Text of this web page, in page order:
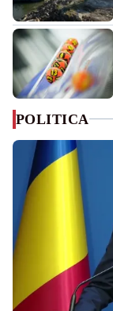
POLITICA